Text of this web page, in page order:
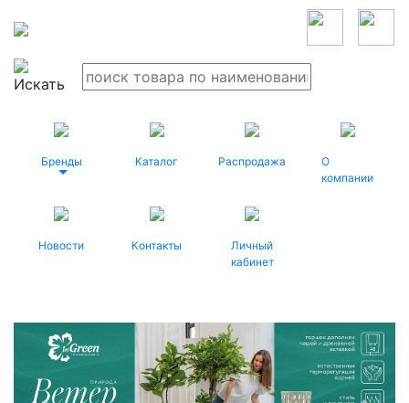
Бренды Каталог Распродажа
О
компании
Новости Контакты
Личный
кабинет